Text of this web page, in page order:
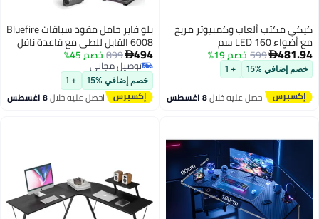
كيكي مكتب ألعاب وكمبيوتر مريح
مع أضواء LED 160 سم
481.94
599 خصم 19%
خصم إضافي %15 + 1
احصل عليه خلال8 اغسطس
بلو فاير حامل مقود سباقات Bluefire
6008 القابل للطي مع قاعدة ناقل
الحركة – منصة محاكاة سباقات
قابلة للتعديل مصنوعة من الفولاذ
المتين ومتوافقة مع Logitech G29
وG923 وG920 وThrustmaster
T300 وT248 وV9 وV99 – حامل
494
899 خصم 45%
توصيل مجاني
توصيل مجاني
خصم إضافي %15 + 1
احصل عليه خلال8 اغسطس